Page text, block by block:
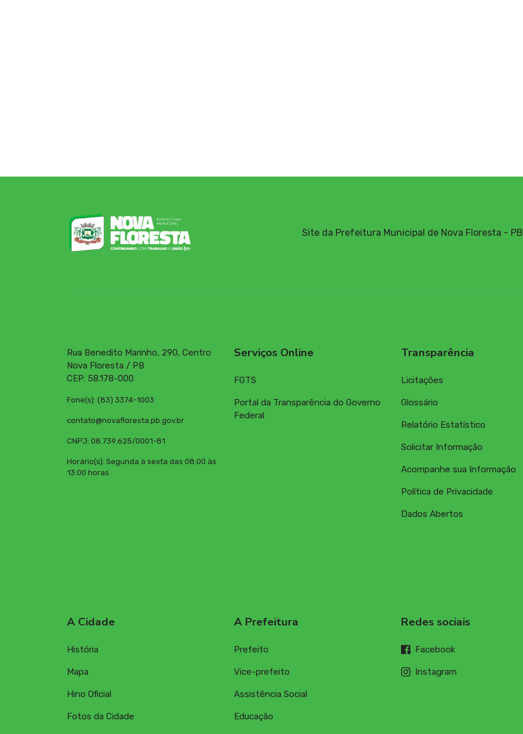
Site da Prefeitura Municipal de Nova Floresta - PB
Rua Benedito Marinho, 290, Centro
Nova Floresta / PB
CEP: 58.178-000
Fone(s): (83) 3374-1003
contato@novafloresta.pb.gov.br
CNPJ: 08.739.625/0001-81
Horário(s): Segunda à sexta das 08:00 às
13:00 horas
Serviços Online
FGTS
Portal da Transparência do Governo
Federal
Transparência
Licitações
Glossário
Relatório Estatístico
Solicitar Informação
Acompanhe sua Informação
Política de Privacidade
Dados Abertos
A Cidade
História
Mapa
Hino Oficial
Fotos da Cidade
A Prefeitura
Prefeito
Vice-prefeito
Assistência Social
Educação
Redes sociais
Facebook
Instagram